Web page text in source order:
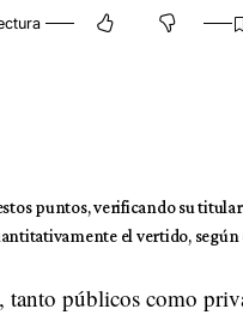
puntos, verificando su
el vertido, según
tanto públicos como